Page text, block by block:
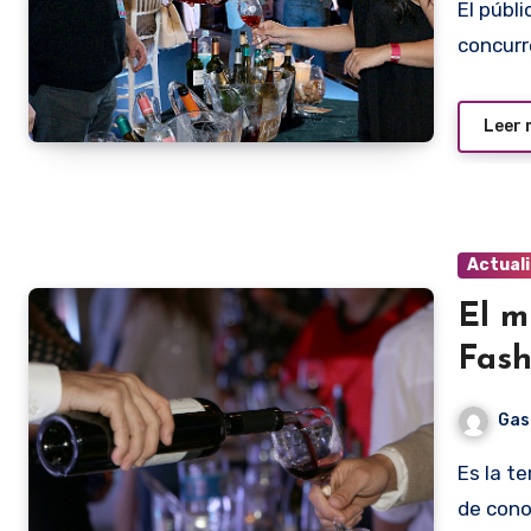
El público en su gran mayoría estuvo compuesto por una
Leer
El
Es la tercera vez que nos proponen una particular manera
de